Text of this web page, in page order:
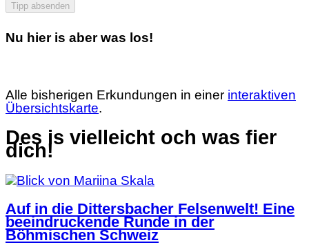
Tipp absenden
Nu hier is aber was los!
Alle bisherigen Erkundungen in einer interaktiven
Übersichtskarte.
Des is vielleicht och was fier
dich!
Auf in die Dittersbacher Felsenwelt! Eine
beeindruckende Runde in der
Böhmischen Schweiz